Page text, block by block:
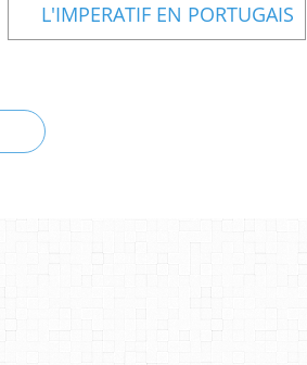
L'IMPERATIF EN PORTUGAIS